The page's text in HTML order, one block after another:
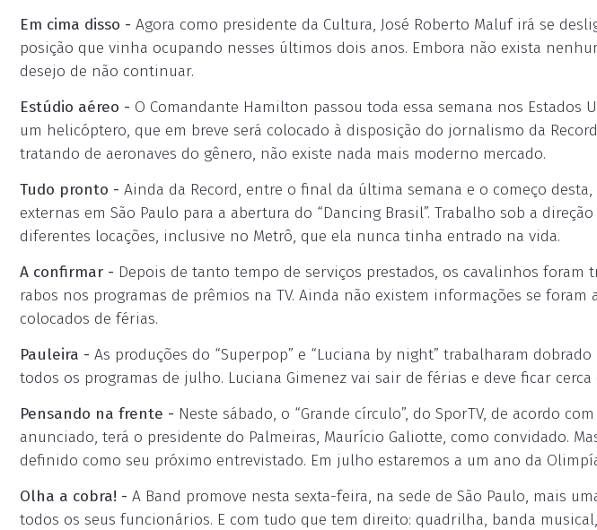
Em cima disso - Agora como presidente da Cultura, José Roberto Maluf irá se
posição que vinha ocupando nesses últimos dois anos. Embora não exista
desejo de não continuar.
Estúdio aéreo - O Comandante Hamilton passou toda essa semana nos Estados
um helicóptero, que em breve será colocado à disposição do jornalismo da
tratando de aeronaves do gênero, não existe nada mais moderno mercado.
Tudo pronto - Ainda da Record, entre o final da última semana e o começo
externas em São Paulo para a abertura do “Dancing Brasil”. Trabalho sob a
diferentes locações, inclusive no Metrô, que ela nunca tinha entrado na vida.
A confirmar - Depois de tanto tempo de serviços prestados, os cavalinhos foram
rabos nos programas de prêmios na TV. Ainda não existem informações se
colocados de férias.
Pauleira - As produções do “Superpop” e “Luciana by night” trabalharam
todos os programas de julho. Luciana Gimenez vai sair de férias e deve ficar cerca
Pensando na frente - Neste sábado, o “Grande círculo”, do SporTV, de acordo
anunciado, terá o presidente do Palmeiras, Maurício Galiotte, como convidado.
definido como seu próximo entrevistado. Em julho estaremos a um ano da
Olha a cobra! - A Band promove nesta sexta-feira, na sede de São Paulo, mais
todos os seus funcionários. E com tudo que tem direito: quadrilha, banda